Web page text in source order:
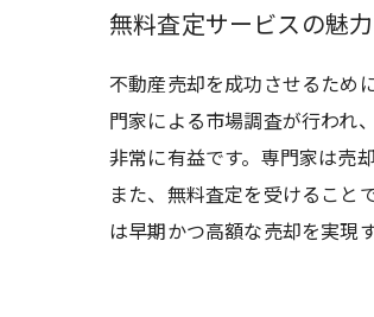
無料査定サービスの魅
不動産売却を成功させるため
門家による市場調査が行われ
非常に有益です。専門家は売
また、無料査定を受けること
は早期かつ高額な売却を実現